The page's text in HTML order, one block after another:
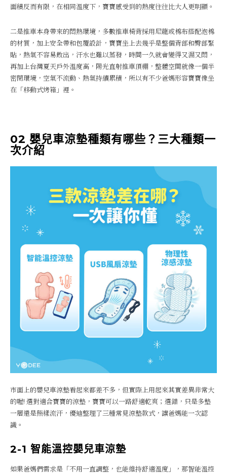
面積反而有限，在相同溫度下，寶寶感受到的熱度往往比大人更明顯。
二是推車本身帶來的悶熱環境，多數推車椅背採用尼龍或棉布搭配泡棉
的材質，加上安全帶和包覆設計，寶寶坐上去幾乎是整個背部和臀部緊
貼，熱氣不容易散出，汗水也難以蒸發，時間一久就會變得又濕又悶，
再加上台灣夏天戶外溫度高，陽光直射推車頂棚，整體空間就像一個半
密閉環境，空氣不流動、熱氣持續累積，所以有不少爸媽形容寶寶像坐
在「移動式烤箱」裡。
02 嬰兒車涼墊種類有哪些？三大種類一
次介紹
市面上的嬰兒車涼墊看起來都差不多，但實際上用起來其實差異非常大
的喔! 選對適合寶寶的涼墊，寶寶可以一路舒適乾爽；選錯，只是多墊
一層還是照樣流汗，優迪整理了三種常見涼墊款式，讓爸媽能一次認
識。
2-1 智能溫控嬰兒車涼墊
如果爸媽們需求是「不用一直調整，也能維持舒適溫度」，那智能溫控